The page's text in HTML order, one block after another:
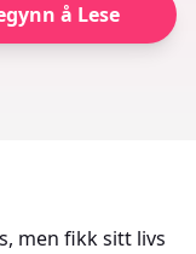
å Lese
men fikk sitt livs